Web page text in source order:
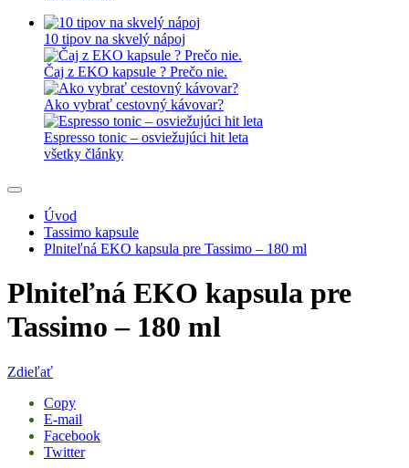
10 tipov na skvelý nápoj
Čaj z EKO kapsule ? Prečo nie.
Ako vybrať cestovný kávovar?
Espresso tonic – osviežujúci hit leta
všetky články
Úvod
Tassimo kapsule
Plniteľná EKO kapsula pre Tassimo – 180 ml
Plniteľná EKO kapsula pre
Tassimo – 180 ml
Zdieľať
Copy
E-mail
Facebook
Twitter